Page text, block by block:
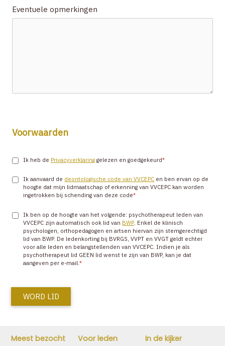
Eventuele opmerkingen
Voorwaarden
Ik heb de Privacyverklaring gelezen en goedgekeurd*
Ik aanvaard de deontologische code van VVCEPC en ben ervan op de
hoogte dat mijn lidmaatschap of erkenning van VVCEPC kan worden
ingetrokken bij schending van deze code*
Ik ben op de hoogte van het volgende: psychotherapeut leden van
VVCEPC zijn automatisch ook lid van BWP . Enkel de klinisch
psychologen, orthopedagogen en artsen hiervan zijn stemgerechtigd
lid van BWP. De ledenkorting bij BVRGS, VVPT en VVGT geldt echter
voor alle leden en belangstellenden van VVCEPC. Indien je als
psychotherapeut lid GEEN lid wenst te zijn van BWP, kan je dat
aangeven per e-mail.*
WORD LID
Meest bezocht Voor leden In de kijker